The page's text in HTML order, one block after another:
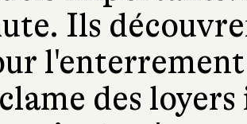
Ils
des